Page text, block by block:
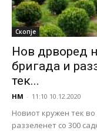
Скопје
Нов дрворед
бригада и
тек...
НМ - 11:10 10.12.2020
Новиот кружен тек
раззеленет со 300